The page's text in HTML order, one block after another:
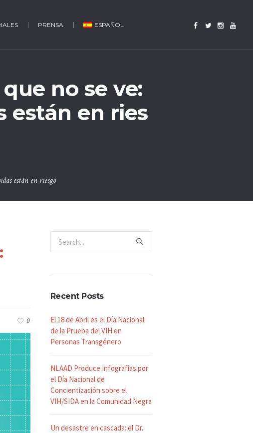
PRENSA ESPAÑOL
no se ve:
están en ries
están en riesgo
0
Recent Posts
El 18 de Abril es el Día Nacional
de la Prueba del VIH en
Personas Transgénero
NLAAD Produce Infografias por
el Día Nacional de
Concientización sobre el
VIH/SIDA en la Comunidad Negra
Un desastre en cascada: el Dr.